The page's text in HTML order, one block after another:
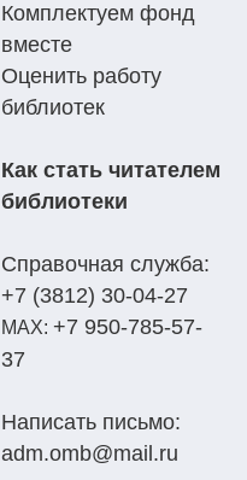
Комплектуем фонд
вместе
Оценить работу
библиотек
Как стать читателем
библиотеки
Справочная служба:
+7 (3812) 30-04-27
МАХ: +7 950-785-57-
37
Написать письмо:
adm.omb@mail.ru